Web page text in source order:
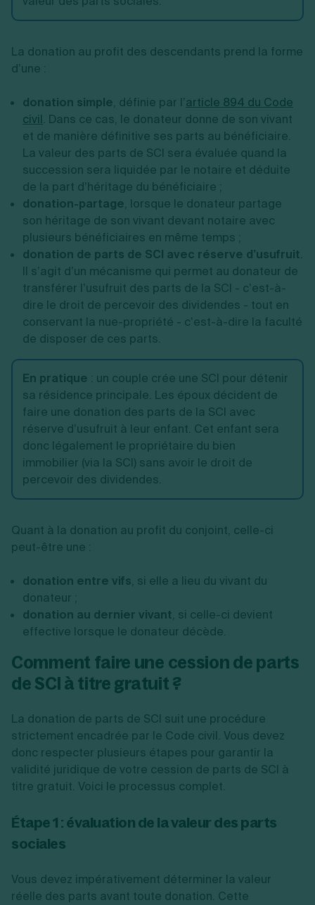
La donation au profit des descendants prend la forme
d’une :
donation simple, définie par l’article 894 du Code
civil. Dans ce cas, le donateur donne de son vivant
et de manière définitive ses parts au bénéficiaire.
La valeur des parts de SCI sera évaluée quand la
succession sera liquidée par le notaire et déduite
de la part d’héritage du bénéficiaire ;
donation-partage, lorsque le donateur partage
son héritage de son vivant devant notaire avec
plusieurs bénéficiaires en même temps ;
donation de parts de SCI avec réserve d’usufruit.
Il s’agit d’un mécanisme qui permet au donateur de
transférer l’usufruit des parts de la SCI - c’est-à-
dire le droit de percevoir des dividendes - tout en
conservant la nue-propriété - c’est-à-dire la faculté
de disposer de ces parts.
En pratique : un couple crée une SCI pour détenir
sa résidence principale. Les époux décident de
faire une donation des parts de la SCI avec
réserve d’usufruit à leur enfant. Cet enfant sera
donc légalement le propriétaire du bien
immobilier (via la SCI) sans avoir le droit de
percevoir des dividendes.
Quant à la donation au profit du conjoint, celle-ci
peut-être une :
donation entre vifs, si elle a lieu du vivant du
donateur ;
donation au dernier vivant, si celle-ci devient
effective lorsque le donateur décède.
Comment faire une cession de parts
de SCI à titre gratuit ?
La donation de parts de SCI suit une procédure
strictement encadrée par le Code civil. Vous devez
donc respecter plusieurs étapes pour garantir la
validité juridique de votre cession de parts de SCI à
titre gratuit. Voici le processus complet.
Étape 1 : évaluation de la valeur des parts
sociales
Vous devez impérativement déterminer la valeur
réelle des parts avant toute donation. Cette